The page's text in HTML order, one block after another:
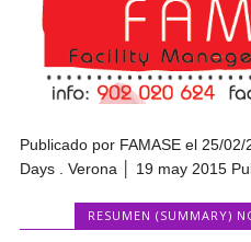
Publicado por FAMASE el 25/
Days . Verona │ 19 may 2015
RESUMEN (SUMMARY)